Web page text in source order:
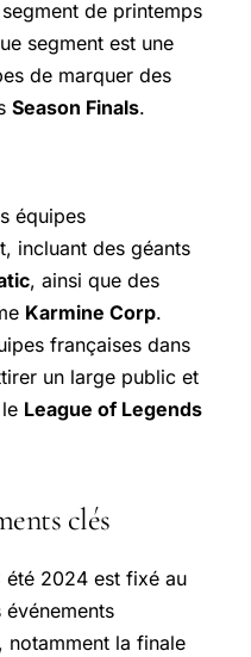
de printemps
segment est une
de marquer des
Season Finals.
équipes
incluant des géants
, ainsi que des
Karmine Corp.
françaises dans
un large public et
League of Legends
clés
été 2024 est fixé au
événements
notamment la finale